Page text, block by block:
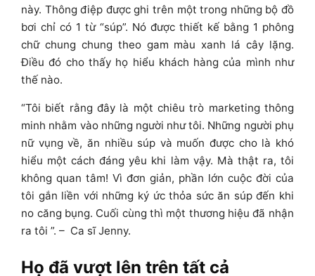
này. Thông điệp được ghi trên một trong những bộ đồ
bơi chỉ có 1 từ “súp”. Nó được thiết kế bằng 1 phông
chữ chung chung theo gam màu xanh lá cây lặng.
Điều đó cho thấy họ hiểu khách hàng của mình như
thế nào.
“Tôi biết rằng đây là một chiêu trò marketing thông
minh nhằm vào những người như tôi. Những người phụ
nữ vụng về, ăn nhiều súp và muốn được cho là khó
hiểu một cách đáng yêu khi làm vậy. Mà thật ra, tôi
không quan tâm! Vì đơn giản, phần lớn cuộc đời của
tôi gắn liền với những ký ức thỏa sức ăn súp đến khi
no căng bụng. Cuối cùng thì một thương hiệu đã nhận
ra tôi ”. – Ca sĩ Jenny.
Họ đã vượt lên trên tất cả